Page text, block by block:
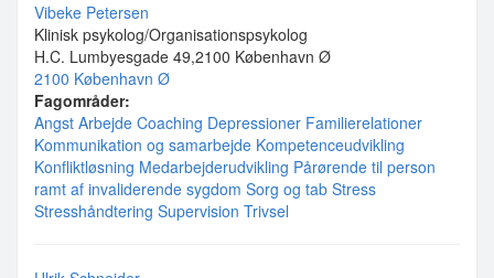
Vibeke Petersen
Klinisk psykolog/Organisationspsykolog
H.C. Lumbyesgade 49,2100 København Ø
2100 København Ø
Fagområder:
Angst Arbejde Coaching Depressioner Familierelationer
Kommunikation og samarbejde Kompetenceudvikling
Konfliktløsning Medarbejderudvikling Pårørende til person
ramt af invaliderende sygdom Sorg og tab Stress
Stresshåndtering Supervision Trivsel